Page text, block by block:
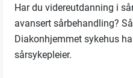
Har du videreutdanning i
avansert sårbehandling?
Diakonhjemmet sykehus
sårsykepleier.